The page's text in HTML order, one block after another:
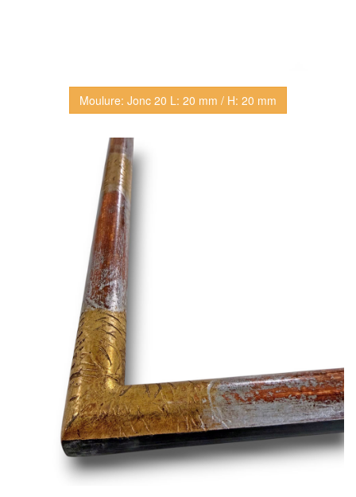
Moulure: Jonc 20 L: 20 mm / H: 20 mm